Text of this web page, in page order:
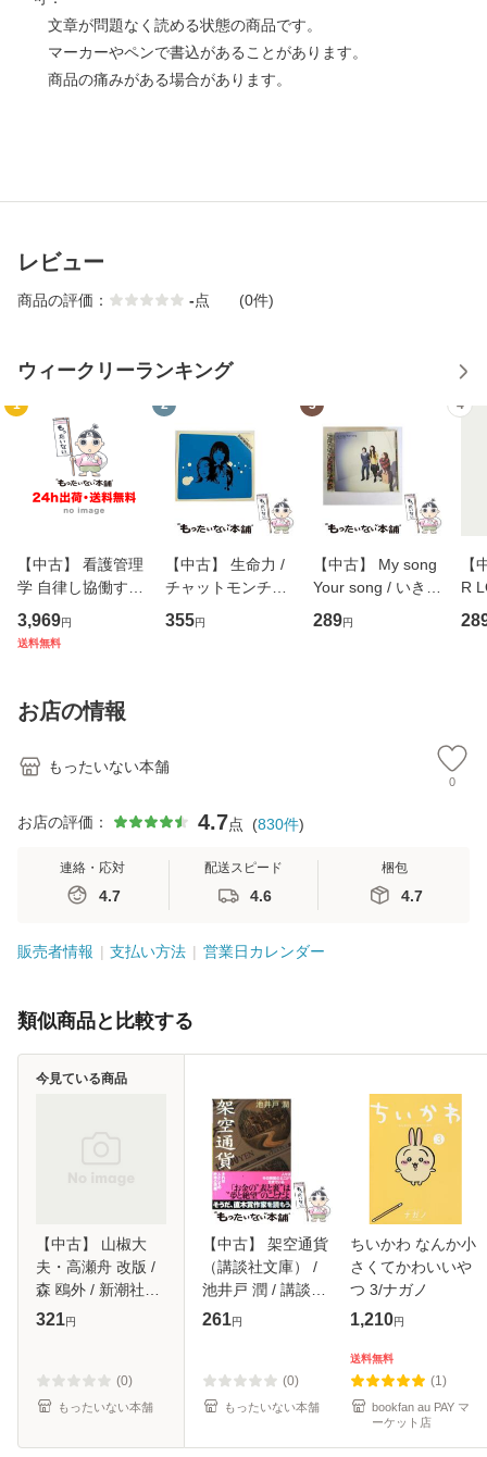
文章が問題なく読める状態の商品です。
マーカーやペンで書込があることがあります。
商品の痛みがある場合があります。
レビュー
商品の評価： -点 (0件)
ウィークリーランキング
1
【中古】 看護管理
学 自律し協働する
専門職の看護マネ
ジメントスキル 改
恵 藤本幸三 / 南江
堂 [単行
3,969円
送料無料
2
【中古】 生命力 /
チャットモンチー /
キューンレコード
[CD]【メール便送
355円
3
【中古】 My song
Your song / いきも
のがかり / [CD]
【メール便送料無
289円
4
【
R
産
お店の情報
もったいない本舗
0
お店の評価： 4.7点 (830件)
連絡・応対
4.7
配送スピード
4.6
梱包
4.7
販売者情報 支払い方法 営業日カレンダー
類似商品と比較する
【中古】 山椒大
夫・高瀬舟 改版 /
森 鴎外 / 新潮社
[文庫]【メール便送
321円
(0)
もったいない本舗
今見ている商品
【中古】 架空通貨
（講談社文庫） /
池井戸 潤 / 講談社
[文庫]【メール便送
261円
(0)
もったいない本舗
ちいかわ なんか小
さくてかわいいや
つ 3/ナガノ
1,210円
送料無料
(1)
bookfan au PAY マ
ーケット店